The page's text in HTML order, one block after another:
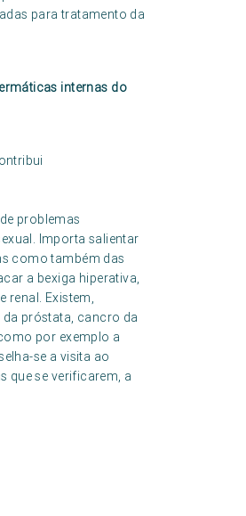
para tratamento da
internas do
problemas
Importa salientar
como também das
a bexiga hiperativa,
renal. Existem,
próstata, cancro da
por exemplo a
se a visita ao
que se verificarem, a